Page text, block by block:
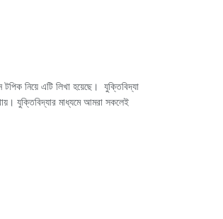
নিয়ে এটি লিখা হয়েছে। যুক্তিবিদ্যা
যুক্তিবিদ্যার মাধ্যমে আমরা সকলেই